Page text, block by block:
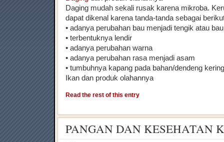
Daging mudah sekali rusak karena mikroba.
dapat dikenal karena tanda-tanda sebagai
• adanya perubahan bau menjadi tengik atau
• terbentuknya lendir
• adanya perubahan warna
• adanya perubahan rasa menjadi asam
• tumbuhnya kapang pada bahan/dendeng kering
Ikan dan produk olahannya
Read the rest of this entry
PANGAN DAN KESEHATAN